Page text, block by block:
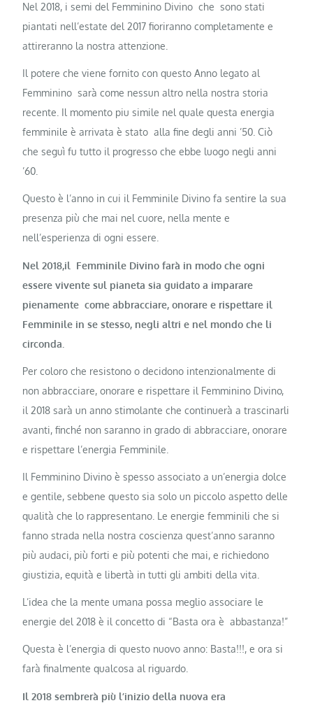
Nel 2018, i semi del Femminino Divino che sono stati
piantati nell’estate del 2017 fioriranno completamente e
attireranno la nostra attenzione.
Il potere che viene fornito con questo Anno legato al
Femminino sarà come nessun altro nella nostra storia
recente. Il momento piu simile nel quale questa energia
femminile è arrivata è stato alla fine degli anni ’50. Ciò
che seguì fu tutto il progresso che ebbe luogo negli anni
’60.
Questo è l’anno in cui il Femminile Divino fa sentire la sua
presenza più che mai nel cuore, nella mente e
nell’esperienza di ogni essere.
Nel 2018,il Femminile Divino farà in modo che ogni
essere vivente sul pianeta sia guidato a imparare
pienamente come abbracciare, onorare e rispettare il
Femminile in se stesso, negli altri e nel mondo che li
circonda.
Per coloro che resistono o decidono intenzionalmente di
non abbracciare, onorare e rispettare il Femminino Divino,
il 2018 sarà un anno stimolante che continuerà a trascinarli
avanti, finché non saranno in grado di abbracciare, onorare
e rispettare l’energia Femminile.
Il Femminino Divino è spesso associato a un’energia dolce
e gentile, sebbene questo sia solo un piccolo aspetto delle
qualità che lo rappresentano. Le energie femminili che si
fanno strada nella nostra coscienza quest’anno saranno
più audaci, più forti e più potenti che mai, e richiedono
giustizia, equità e libertà in tutti gli ambiti della vita.
L’idea che la mente umana possa meglio associare le
energie del 2018 è il concetto di “Basta ora è abbastanza!”
Questa è l’energia di questo nuovo anno: Basta!!!, e ora si
farà finalmente qualcosa al riguardo.
Il 2018 sembrerà più l’inizio della nuova era